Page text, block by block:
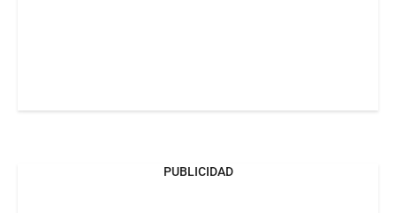
PUBLICIDAD